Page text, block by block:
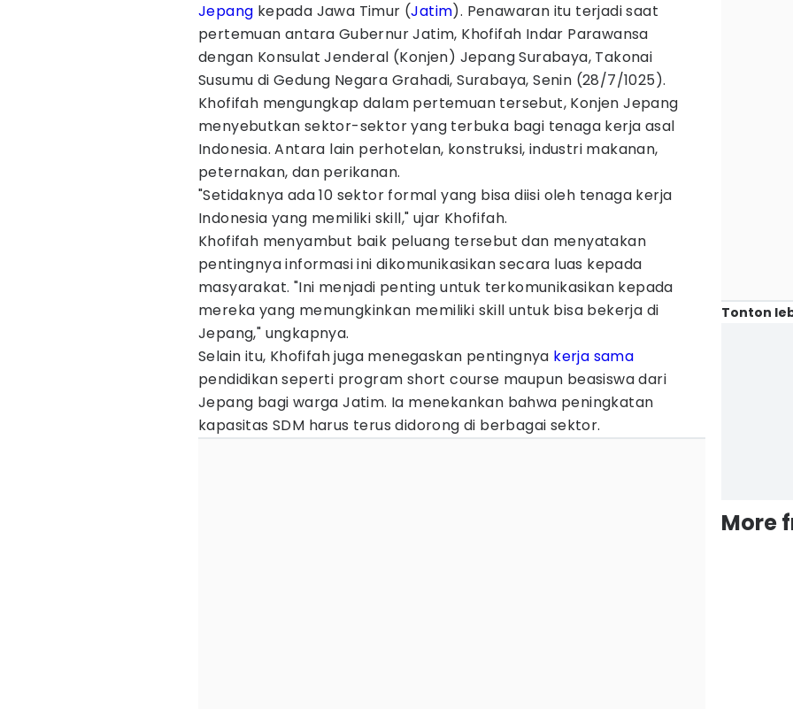
Jepang kepada Jawa Timur (Jatim). Penawaran itu terjadi saat
pertemuan antara Gubernur Jatim, Khofifah Indar Parawansa
dengan Konsulat Jenderal (Konjen) Jepang Surabaya, Takonai
Susumu di Gedung Negara Grahadi, Surabaya, Senin (28/7/1025).
Khofifah mengungkap dalam pertemuan tersebut, Konjen Jepang
menyebutkan sektor-sektor yang terbuka bagi tenaga kerja asal
Indonesia. Antara lain perhotelan, konstruksi, industri makanan,
peternakan, dan perikanan.
"Setidaknya ada 10 sektor formal yang bisa diisi oleh tenaga kerja
Indonesia yang memiliki skill," ujar Khofifah.
Khofifah menyambut baik peluang tersebut dan menyatakan
pentingnya informasi ini dikomunikasikan secara luas kepada
masyarakat. "Ini menjadi penting untuk terkomunikasikan kepada
mereka yang memungkinkan memiliki skill untuk bisa bekerja di
Jepang," ungkapnya.
Selain itu, Khofifah juga menegaskan pentingnya kerja sama
pendidikan seperti program short course maupun beasiswa dari
Jepang bagi warga Jatim. Ia menekankan bahwa peningkatan
kapasitas SDM harus terus didorong di berbagai sektor.
Tonton
More